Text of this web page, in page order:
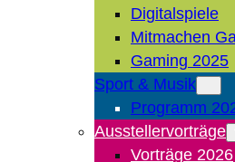
Digitalspiele
Mitmachen
Gaming 2025
Sport & Musik
Programm
Ausstellervorträge
Vorträge 2026